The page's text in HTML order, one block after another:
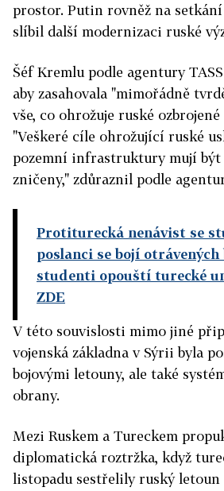
prostor. Putin rovněž na
slíbil další modernizaci ruské
Šéf Kremlu podle agentury
aby zasahovala "mimořádně
vše, co ohrožuje ruské
"Veškeré cíle ohrožující ruské
pozemní infrastruktury mují být
zničeny," zdůraznil podle
Protiturecká nenávist se
poslanci se bojí otrávených
studenti opouští turecké
ZDE
V této souvislosti mimo jiné
vojenská základna v Sýrii byla
bojovými letouny, ale také
obrany.
Mezi Ruskem a Tureckem
diplomatická roztržka, když
listopadu sestřelily ruský letoun